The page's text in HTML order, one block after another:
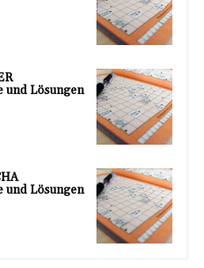
und Lösungen
und Lösungen